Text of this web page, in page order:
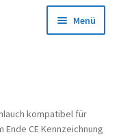
Menü
kompatibel für
CE Kennzeichnung